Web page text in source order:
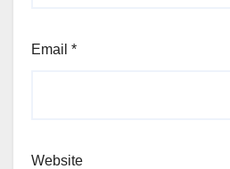
Email *
Website